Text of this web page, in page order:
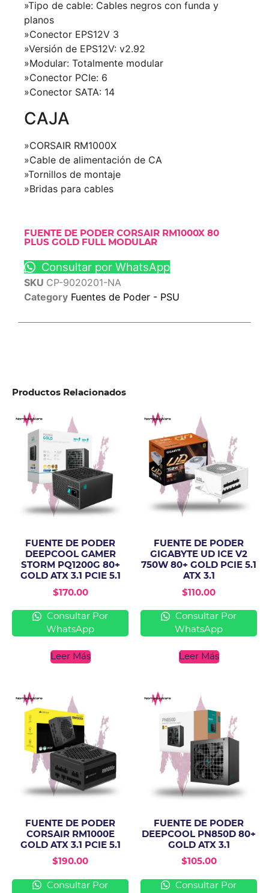
»Tipo de cable: Cables negros con funda y
planos
»Conector EPS12V 3
»Versión de EPS12V: v2.92
»Modular: Totalmente modular
»Conector PCIe: 6
»Conector SATA: 14
CAJA
»CORSAIR RM1000X
»Cable de alimentación de CA
»Tornillos de montaje
»Bridas para cables
FUENTE DE PODER CORSAIR RM1000X 80
PLUS GOLD FULL MODULAR
Consultar por WhatsApp
SKU CP-9020201-NA
Category Fuentes de Poder - PSU
Productos Relacionados
FUENTE DE PODER
DEEPCOOL GAMER
STORM PQ1200G 80+
GOLD ATX 3.1 PCIE 5.1
$170.00
Consultar Por
WhatsApp
Leer Más
FUENTE DE PODER
GIGABYTE UD ICE V2
750W 80+ GOLD PCIE 5.1
ATX 3.1
$110.00
Consultar Por
WhatsApp
Leer Más
FUENTE DE PODER
CORSAIR RM1000E
GOLD ATX 3.1 PCIE 5.1
$190.00
Consultar Por
FUENTE DE PODER
DEEPCOOL PN850D 80+
GOLD ATX 3.1
$105.00
Consultar Por